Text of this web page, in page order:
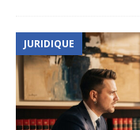
JURIDIQUE